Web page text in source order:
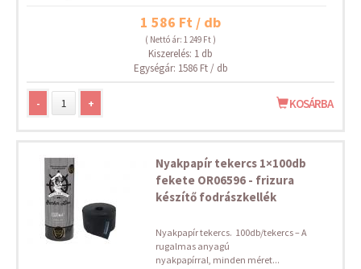
1 586 Ft / db
( Nettó ár: 1 249 Ft )
Kiszerelés: 1 db
Egységár: 1586 Ft / db
- + KOSÁRBA
Nyakpapír tekercs 1×100db
fekete OR06596 - frizura
készítő fodrászkellék
Nyakpapír tekercs. 100db/tekercs – A
rugalmas anyagú
nyakpapírral, minden méret...